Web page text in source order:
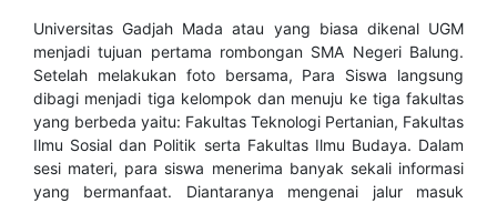
Universitas Gadjah Mada atau yang biasa dikenal UGM
menjadi tujuan pertama rombongan SMA Negeri Balung.
Setelah melakukan foto bersama, Para Siswa langsung
dibagi menjadi tiga kelompok dan menuju ke tiga fakultas
yang berbeda yaitu: Fakultas Teknologi Pertanian, Fakultas
Ilmu Sosial dan Politik serta Fakultas Ilmu Budaya. Dalam
sesi materi, para siswa menerima banyak sekali informasi
yang bermanfaat. Diantaranya mengenai jalur masuk